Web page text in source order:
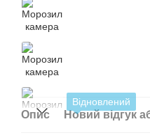
Відновлений
Опис Новий відгук